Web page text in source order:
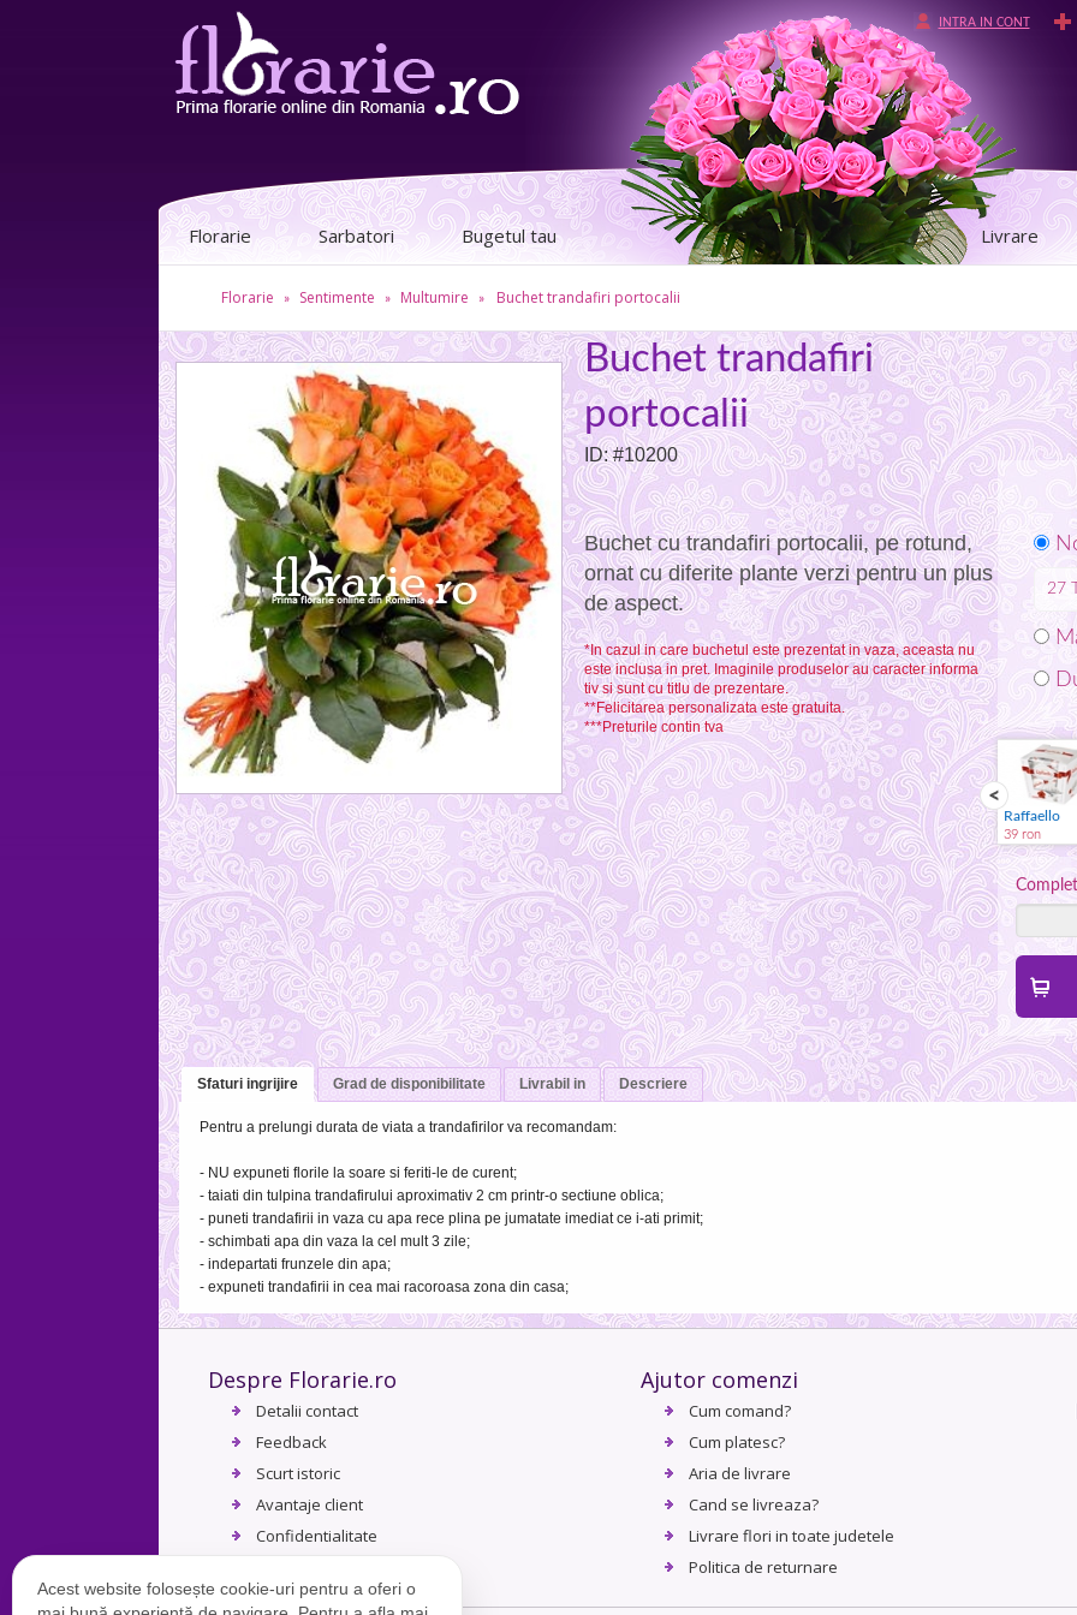
INTRA IN CONT
Livrare
Florarie Sarbatori Bugetul tau
Florarie » Sentimente » Multumire » Buchet trandafiri portocalii
Buchet trandafiri
portocalii
ID: #10200
Buchet cu trandafiri portocalii, pe rotund,
ornat cu diferite plante verzi pentru un plus
de aspect.
*In cazul in care buchetul este prezentat in vaza, aceasta nu
este inclusa in pret. Imaginile produselor au caracter informa
tiv si sunt cu titlu de prezentare.
**Felicitarea personalizata este gratuita.
***Preturile contin tva
27
Spumant
59 ron
Jucarie plus
59 ron
Vaza
59 ron
Raffaello
39 ron
Sfaturi ingrijire Grad de disponibilitate Livrabil in Descriere
Pentru a prelungi durata de viata a trandafirilor va recomandam:
- NU expuneti florile la soare si feriti-le de curent;
- taiati din tulpina trandafirului aproximativ 2 cm printr-o sectiune oblica;
- puneti trandafirii in vaza cu apa rece plina pe jumatate imediat ce i-ati primit;
- schimbati apa din vaza la cel mult 3 zile;
- indepartati frunzele din apa;
- expuneti trandafirii in cea mai racoroasa zona din casa;
Despre Florarie.ro
Detalii contact
Feedback
Scurt istoric
Avantaje client
Confidentialitate
Ajutor comenzi
Cum comand?
Cum platesc?
Aria de livrare
Cand se livreaza?
Livrare flori in toate judetele
Politica de returnare
Acest website folosește cookie-uri pentru a oferi o